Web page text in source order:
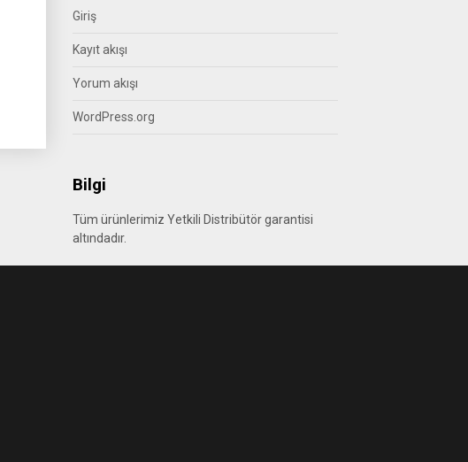
Giriş
Kayıt akışı
Yorum akışı
WordPress.org
Bilgi
Tüm ürünlerimiz Yetkili Distribütör garantisi
altındadır.